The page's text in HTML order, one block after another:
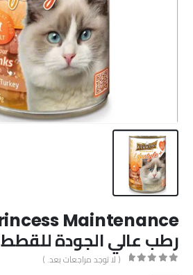
رطب عالي الجودة للقطط
( لا توجد مراجعات بعد. )